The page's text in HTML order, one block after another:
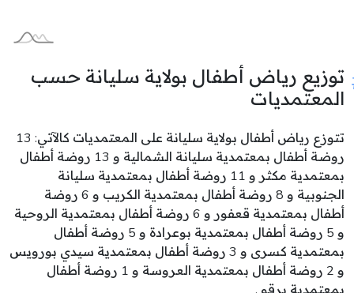
توزيع رياض أطفال بولاية سليانة حسب
المعتمديات
تتوزع رياض أطفال بولاية سليانة على المعتمديات كالآتي: 13
روضة أطفال بمعتمدية سليانة الشمالية و 13 روضة أطفال
بمعتمدية مكثر و 11 روضة أطفال بمعتمدية سليانة
الجنوبية و 8 روضة أطفال بمعتمدية الكريب و 6 روضة
أطفال بمعتمدية قعفور و 6 روضة أطفال بمعتمدية الروحية
و 5 روضة أطفال بمعتمدية بوعرادة و 5 روضة أطفال
بمعتمدية كسرى و 3 روضة أطفال بمعتمدية سيدي بورويس
و 2 روضة أطفال بمعتمدية العروسة و 1 روضة أطفال